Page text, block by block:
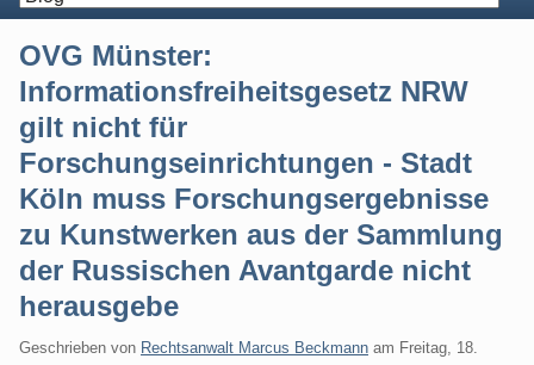
OVG Münster:
Informationsfreiheitsgesetz NRW
gilt nicht für
Forschungseinrichtungen - Stadt
Köln muss Forschungsergebnisse
zu Kunstwerken aus der Sammlung
der Russischen Avantgarde nicht
herausgebe
Geschrieben von Rechtsanwalt Marcus Beckmann am Freitag, 18.